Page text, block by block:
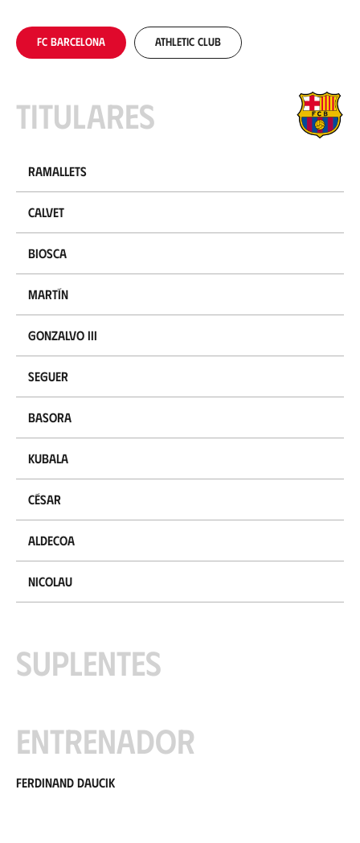
FC Barcelona Athletic Club
Titulares
Ramallets
Calvet
Biosca
Martín
Gonzalvo III
Seguer
Basora
Kubala
César
Aldecoa
Nicolau
Suplentes
Entrenador
Ferdinand Daucik